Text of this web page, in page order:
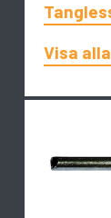
Visa alla